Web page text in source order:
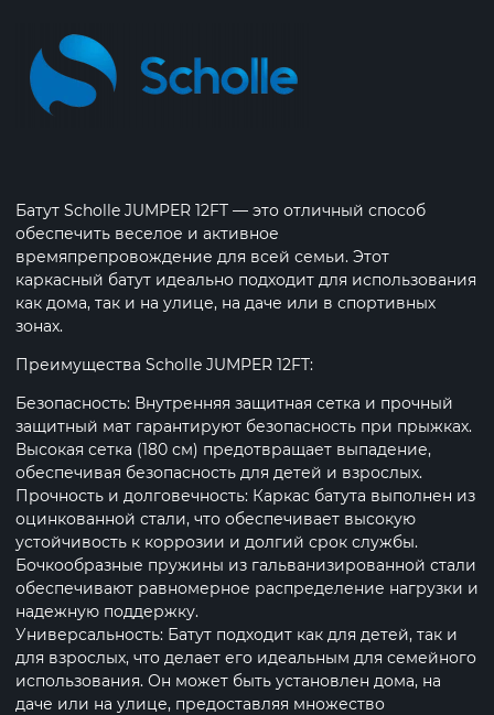
Батут Scholle JUMPER 12FT — это отличный способ
обеспечить веселое и активное
времяпрепровождение для всей семьи. Этот
каркасный батут идеально подходит для использования
как дома, так и на улице, на даче или в спортивных
зонах.
Преимущества Scholle JUMPER 12FT:
Безопасность: Внутренняя защитная сетка и прочный
защитный мат гарантируют безопасность при прыжках.
Высокая сетка (180 см) предотвращает выпадение,
обеспечивая безопасность для детей и взрослых.
Прочность и долговечность: Каркас батута выполнен из
оцинкованной стали, что обеспечивает высокую
устойчивость к коррозии и долгий срок службы.
Бочкообразные пружины из гальванизированной стали
обеспечивают равномерное распределение нагрузки и
надежную поддержку.
Универсальность: Батут подходит как для детей, так и
для взрослых, что делает его идеальным для семейного
использования. Он может быть установлен дома, на
даче или на улице, предоставляя множество